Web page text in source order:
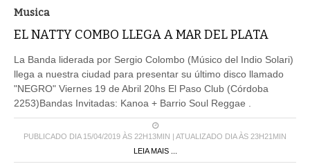
Musica
EL NATTY COMBO LLEGA A MAR DEL PLATA
La Banda liderada por Sergio Colombo (Músico del Indio Solari)
llega a nuestra ciudad para presentar su último disco llamado
"NEGRO" Viernes 19 de Abril 20hs El Paso Club (Córdoba
2253)Bandas Invitadas: Kanoa + Barrio Soul Reggae .
PUBLICADO DIA 15/04/2019 ÀS 22H13MIN | ATUALIZADO DIA ÀS 23H21MIN
LEIA MAIS ...